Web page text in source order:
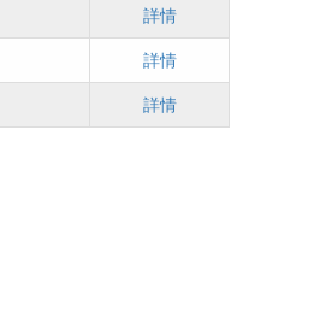
詳情
詳情
詳情